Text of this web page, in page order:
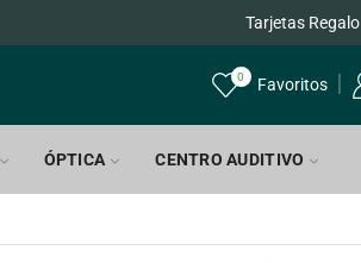
Tarjetas Regalo
0 Favoritos
ÓPTICA CENTRO AUDITIVO